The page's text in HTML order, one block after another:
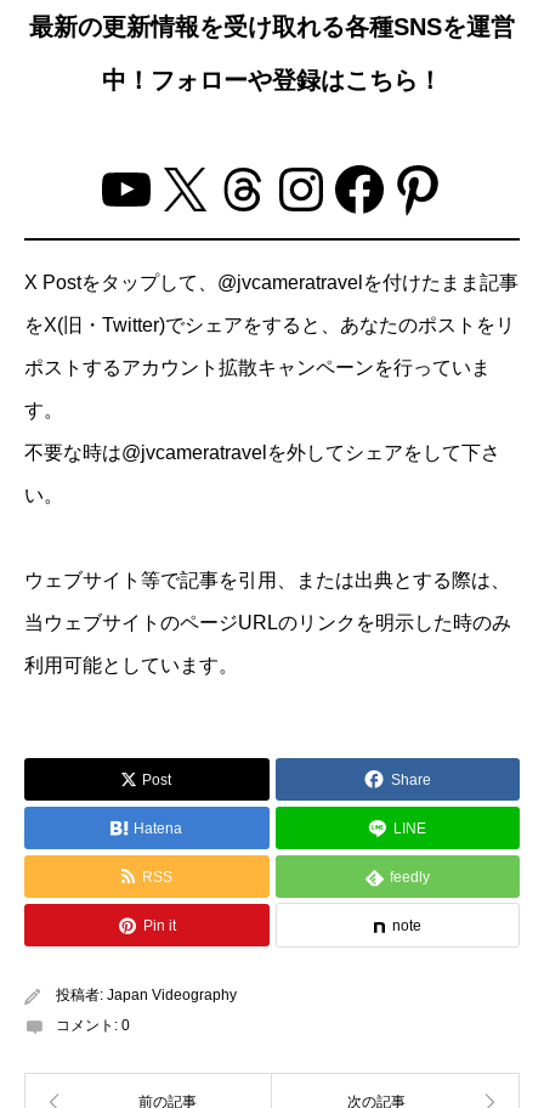
最新の更新情報を受け取れる各種SNSを運営
中！フォローや登録はこちら！
YouTube
X Threads
Instagram
X Postをタップして、@jvcameratravelを付けたまま記事
をX(旧・Twitter)でシェアをすると、あなたのポストをリ
ポストするアカウント拡散キャンペーンを行っていま
す。
不要な時は@jvcameratravelを外してシェアをして下さ
い。
ウェブサイト等で記事を引用、または出典とする際は、
当ウェブサイトのページURLのリンクを明示した時のみ
利用可能としています。
Post Share
Hatena LINE
RSS feedly
Pin it note
投稿者: Japan Videography
コメント: 0